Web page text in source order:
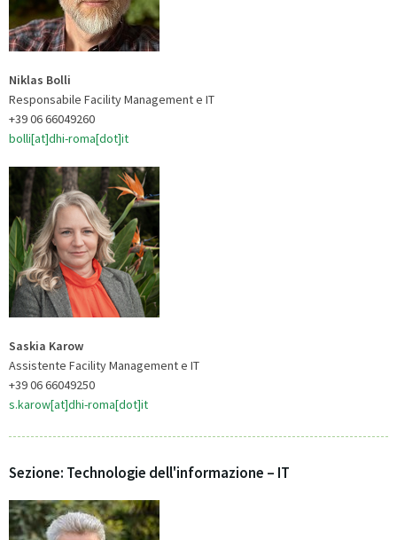
Niklas Bolli
Responsabile Facility Management e IT
+39 06 66049260
bolli[at]dhi-roma[dot]it
Saskia Karow
Assistente Facility Management e IT
+39 06 66049250
s.karow[at]dhi-roma[dot]it
Sezione: Technologie dell'informazione – IT